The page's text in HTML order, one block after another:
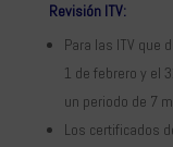
RevisiónITV:
Para las ITV que
1 de febrero y el
un periodo de 7
Los certificados